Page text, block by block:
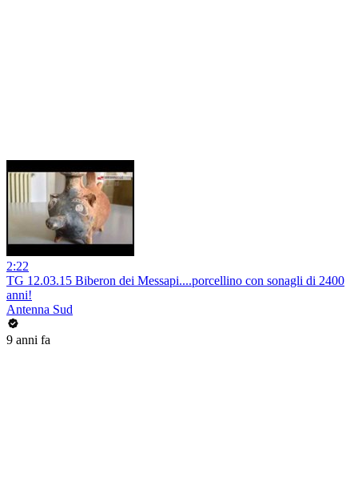
2:22
TG 12.03.15 Biberon dei Messapi....porcellino con sonagli di 2400
anni!
Antenna Sud
9 anni fa